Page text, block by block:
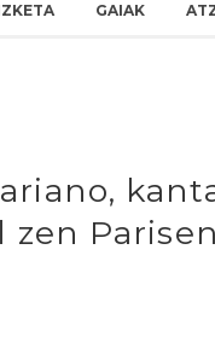
GAIAK
zen Parisen